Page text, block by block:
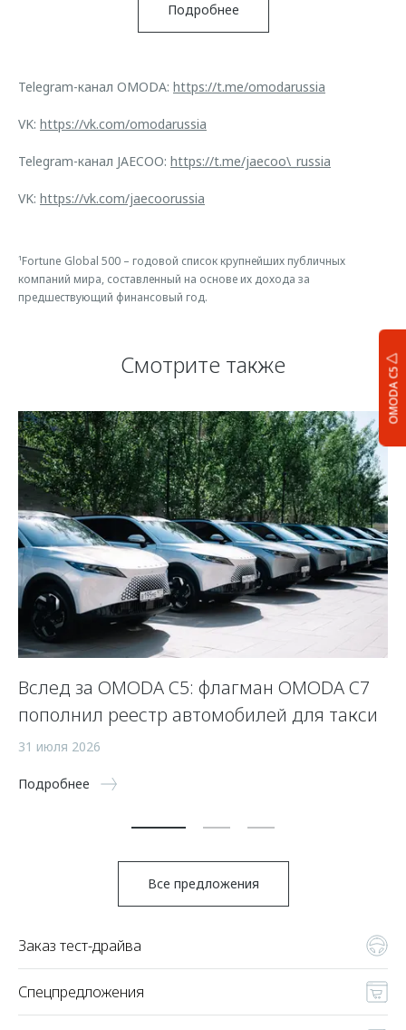
OMODA C5
Подробнее
Telegram-канал OMODA: https://t.me/omodarussia
VK: https://vk.com/omodarussia
Telegram-канал JAECOO: https://t.me/jaecoo\_russia
VK: https://vk.com/jaecoorussia
¹Fortune Global 500 – годовой список крупнейших публичных
компаний мира, составленный на основе их дохода за
предшествующий финансовый год.
Смотрите также
Вслед за OMODA C5: флагман OMODA C7
пополнил реестр автомобилей для такси
31 июля 2026
Подробнее
Все предложения
Заказ тест-драйва
Спецпредложения